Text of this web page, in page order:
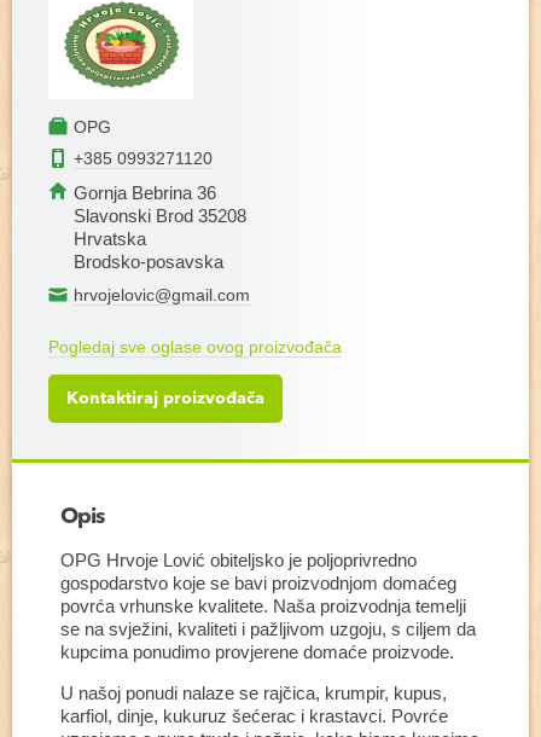
OPG
+385 0993271120
Gornja Bebrina 36
Slavonski Brod 35208
Hrvatska
Brodsko-posavska
hrvojelovic@gmail.com
Pogledaj sve oglase ovog proizvođača
Kontaktiraj proizvođača
Opis
OPG Hrvoje Lović obiteljsko je poljoprivredno
gospodarstvo koje se bavi proizvodnjom domaćeg
povrća vrhunske kvalitete. Naša proizvodnja temelji
se na svježini, kvaliteti i pažljivom uzgoju, s ciljem da
kupcima ponudimo provjerene domaće proizvode.
U našoj ponudi nalaze se rajčica, krumpir, kupus,
karfiol, dinje, kukuruz šećerac i krastavci. Povrće